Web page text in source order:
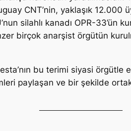
CNT’nin, yaklaşık 12.000
silahlı kanadı OPR-33’ün
birçok anarşist örgütün
bu terimi siyasi örgütle
paylaşan ve bir şekilde